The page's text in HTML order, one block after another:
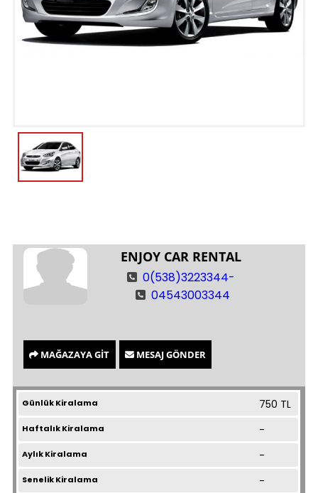
ENJOY CAR RENTAL
0(538)3223344-
04543003344
MAĞAZAYA GİT MESAJ GÖNDER
Günlük Kiralama 750 TL
Haftalık Kiralama -
Aylık Kiralama -
Senelik Kiralama -